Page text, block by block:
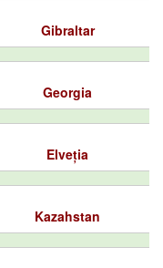
Gibraltar
Georgia
Elveția
Kazahstan